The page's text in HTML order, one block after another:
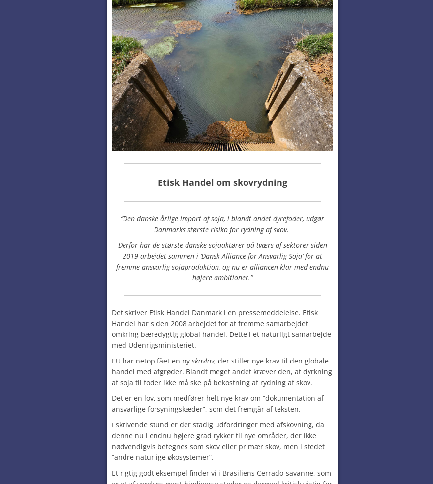
Etisk Handel om skovrydning
“Den danske årlige import af soja, i blandt andet dyrefoder, udgør
Danmarks største risiko for rydning af skov.
Derfor har de største danske sojaaktører på tværs af sektorer siden
2019 arbejdet sammen i ‘Dansk Alliance for Ansvarlig Soja’ for at
fremme ansvarlig sojaproduktion, og nu er alliancen klar med endnu
højere ambitioner.”
Det skriver Etisk Handel Danmark i en pressemeddelelse. Etisk
Handel har siden 2008 arbejdet for at fremme samarbejdet
omkring bæredygtig global handel. Dette i et naturligt samarbejde
med Udenrigsministeriet.
EU har netop fået en ny skovlov, der stiller nye krav til den globale
handel med afgrøder. Blandt meget andet kræver den, at dyrkning
af soja til foder ikke må ske på bekostning af rydning af skov.
Det er en lov, som medfører helt nye krav om “dokumentation af
ansvarlige forsyningskæder”, som det fremgår af teksten.
I skrivende stund er der stadig udfordringer med afskovning, da
denne nu i endnu højere grad rykker til nye områder, der ikke
nødvendigvis betegnes som skov eller primær skov, men i stedet
“andre naturlige økosystemer”.
Et rigtig godt eksempel finder vi i Brasiliens Cerrado-savanne, som